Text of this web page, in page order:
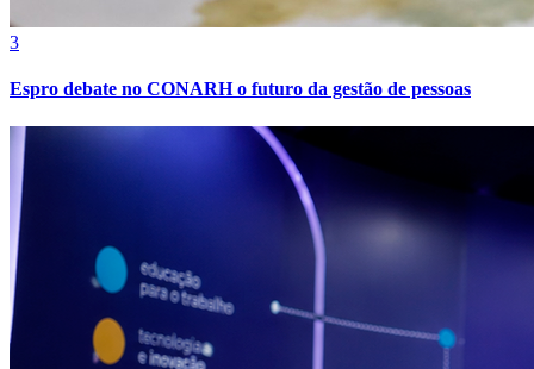
Internacional
3
Espro debate no CONARH o futuro da gestão de pessoas